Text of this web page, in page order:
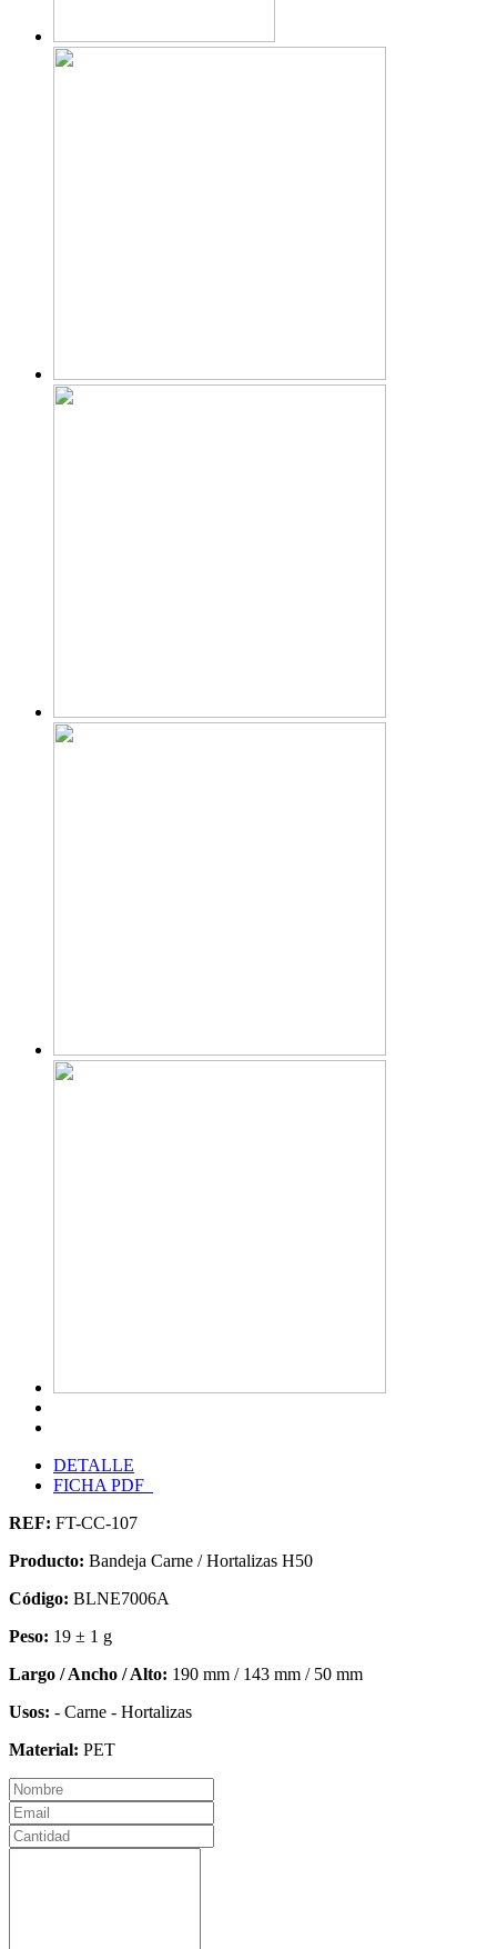
DETALLE
FICHA PDF
REF: FT-CC-107
Producto: Bandeja Carne / Hortalizas H50
Código: BLNE7006A
Peso: 19 ± 1 g
Largo / Ancho / Alto: 190 mm / 143 mm / 50 mm
Usos: - Carne - Hortalizas
Material: PET